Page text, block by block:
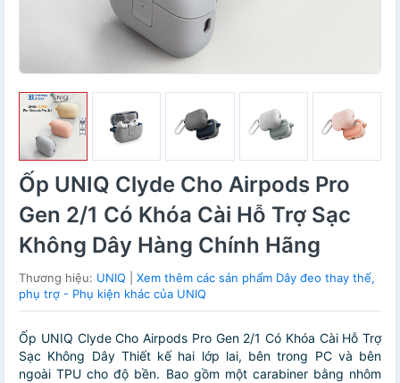
Ốp UNIQ Clyde Cho Airpods Pro
Gen 2/1 Có Khóa Cài Hỗ Trợ Sạc
Không Dây Hàng Chính Hãng
Thương hiệu: UNIQ
Xem thêm các sản phẩm Dây đeo thay thế,
phụ trợ - Phụ kiện khác của UNIQ
Ốp UNIQ Clyde Cho Airpods Pro Gen 2/1 Có Khóa Cài Hỗ Trợ
Sạc Không Dây Thiết kế hai lớp lai, bên trong PC và bên
ngoài TPU cho độ bền. Bao gồm một carabiner bằng nhôm